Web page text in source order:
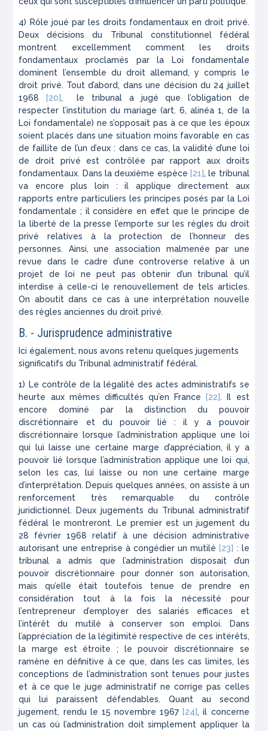
4) Rôle joué par les droits fondamentaux en droit privé.
Deux décisions du Tribunal constitutionnel fédéral
montrent excellemment comment les droits
fondamentaux proclamés par la Loi fondamentale
dominent l’ensemble du droit allemand, y compris le
droit privé. Tout d’abord, dans une décision du 24 juillet
1968
[20], le tribunal a jugé que l’obligation de
respecter l’institution du mariage (art. 6, alinéa 1, de la
Loi fondamentale) ne s’opposait pas à ce que les époux
soient placés dans une situation moins favorable en cas
de faillite de l’un d’eux : dans ce cas, la validité d’une loi
de droit privé est contrôlée par rapport aux droits
fondamentaux. Dans la deuxième espèce [21], le tribunal
va encore plus loin : il applique directement aux
rapports entre particuliers les principes posés par la Loi
fondamentale ; il considère en effet que le principe de
la liberté de la presse l’emporte sur les règles du droit
privé relatives à la protection de l’honneur des
personnes. Ainsi, une association malmenée par une
revue dans le cadre d’une controverse relative à un
projet de loi ne peut pas obtenir d’un tribunal qu’il
interdise à celle-ci le renouvellement de tels articles.
On aboutit dans ce cas à une interprétation nouvelle
des règles anciennes du droit privé.
B. - Jurisprudence administrative
Ici également, nous avons retenu quelques jugements
significatifs du Tribunal administratif fédéral.
1) Le contrôle de la légalité des actes administratifs se
heurte aux mêmes difficultés qu’en France
[22]. Il est
encore dominé par la distinction du pouvoir
discrétionnaire et du pouvoir lié : il y a pouvoir
discrétionnaire lorsque l’administration applique une loi
qui lui laisse une certaine marge d’appréciation, il y a
pouvoir lié lorsque l’administration applique une loi qui,
selon les cas, lui laisse ou non une certaine marge
d’interprétation. Depuis quelques années, on assiste à un
renforcement très remarquable du contrôle
juridictionnel. Deux jugements du Tribunal administratif
fédéral le montreront. Le premier est un jugement du
28 février 1968 relatif à une décision administrative
autorisant une entreprise à congédier un mutilé [23] : le
tribunal a admis que l’administration disposait d’un
pouvoir discrétionnaire pour donner son autorisation,
mais qu’elle était toutefois tenue de prendre en
considération tout à la fois la nécessité pour
l’entrepreneur d’employer des salariés efficaces et
l’intérêt du mutilé à conserver son emploi. Dans
l’appréciation de la légitimité respective de ces intérêts,
la marge est étroite ; le pouvoir discrétionnaire se
ramène en définitive à ce que, dans les cas limites, les
conceptions de l’administration sont tenues pour justes
et à ce que le juge administratif ne corrige pas celles
qui lui paraissent défendables. Quant au second
jugement, rendu le 15 novembre 1967 [24], il concerne
un cas où l’administration doit simplement appliquer la